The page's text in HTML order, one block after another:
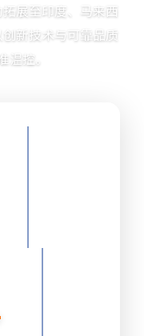
展至印度、马来西
新技术与可靠品质
控。